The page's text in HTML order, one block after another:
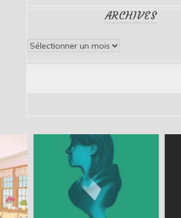
ARCHIVES
Archives